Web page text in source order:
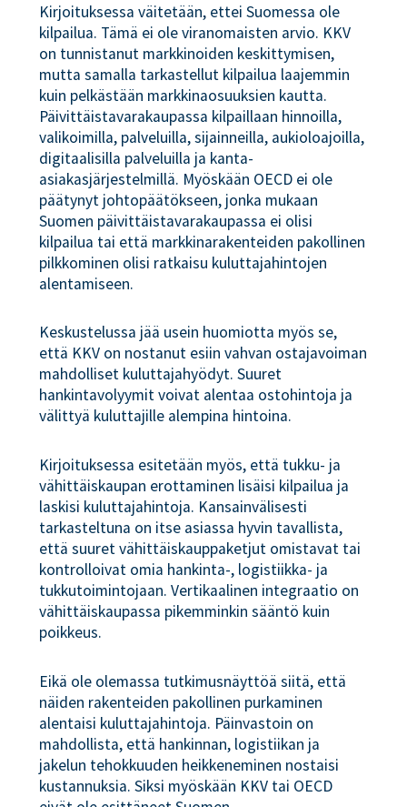
Kirjoituksessa väitetään, ettei Suomessa ole
kilpailua. Tämä ei ole viranomaisten arvio. KKV
on tunnistanut markkinoiden keskittymisen,
mutta samalla tarkastellut kilpailua laajemmin
kuin pelkästään markkinaosuuksien kautta.
Päivittäistavarakaupassa kilpaillaan hinnoilla,
valikoimilla, palveluilla, sijainneilla, aukioloajoilla,
digitaalisilla palveluilla ja kanta-
asiakasjärjestelmillä. Myöskään OECD ei ole
päätynyt johtopäätökseen, jonka mukaan
Suomen päivittäistavarakaupassa ei olisi
kilpailua tai että markkinarakenteiden pakollinen
pilkkominen olisi ratkaisu kuluttajahintojen
alentamiseen.
Keskustelussa jää usein huomiotta myös se,
että KKV on nostanut esiin vahvan ostajavoiman
mahdolliset kuluttajahyödyt. Suuret
hankintavolyymit voivat alentaa ostohintoja ja
välittyä kuluttajille alempina hintoina.
Kirjoituksessa esitetään myös, että tukku- ja
vähittäiskaupan erottaminen lisäisi kilpailua ja
laskisi kuluttajahintoja. Kansainvälisesti
tarkasteltuna on itse asiassa hyvin tavallista,
että suuret vähittäiskauppaketjut omistavat tai
kontrolloivat omia hankinta-, logistiikka- ja
tukkutoimintojaan. Vertikaalinen integraatio on
vähittäiskaupassa pikemminkin sääntö kuin
poikkeus.
Eikä ole olemassa tutkimusnäyttöä siitä, että
näiden rakenteiden pakollinen purkaminen
alentaisi kuluttajahintoja. Päinvastoin on
mahdollista, että hankinnan, logistiikan ja
jakelun tehokkuuden heikkeneminen nostaisi
kustannuksia. Siksi myöskään KKV tai OECD